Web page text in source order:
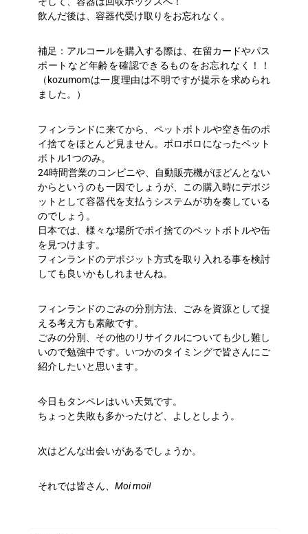
飲んだ後は、容器代受け取りをお忘れなく。
補足：アルコールを購入する際は、在留カードやパス
ポートなど年齢を確認できるものをお忘れなく！！
（kozumomは一度理由は不明ですが提示を求められ
ました。）
フィンランドに来てから、ペットボトルや空き缶のポ
イ捨てをほとんど見ません。ボロボロになったペット
ボトル1つのみ。
24時間営業のコンビニや、自動販売機がほどんとない
からというのも一因でしょうが、この購入時にデポジ
ットとして容器代を支払うシステムが功を奏している
のでしょう。
日本では、様々な場所でポイ捨てのペットボトルや缶
を見つけます。
フィンランドのデポジット方式を取り入れる事を検討
しても良いかもしれませんね。
フィンランドのごみの分別方法、ごみを資源として捉
える考え方も素敵です。
ごみの分別、その他のリサイクルについても少し難し
いので勉強中です。いつかのタイミングで皆さんにご
紹介したいと思います。
今日もタンペレはいい天気です。
ちょっと失敗も多かったけど、よしとしよう。
次はどんな出会いがあるでしょうか。
それでは皆さん、 Moi moi!